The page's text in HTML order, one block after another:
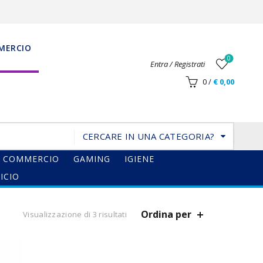
Entra / Registrati
0
0/ €0,00
CERCARE IN UNA CATEGORIA?
COMMERCIO GAMING
IGIENE
Visualizzazione di 3 risultati Ordina per